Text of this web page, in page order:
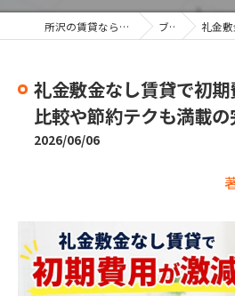
所沢の賃貸なら「株式会社ラフテル」 ブログ 礼金敷金なし
礼金敷金なし賃貸で初
比較や節約テクも満載
2026/06/06